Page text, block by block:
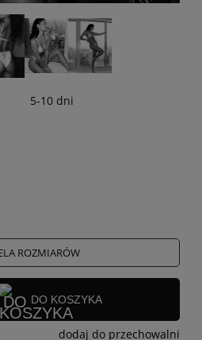
5-10 dni
ROZMIARÓW
DO KOSZYKA
dodaj do przechowalni